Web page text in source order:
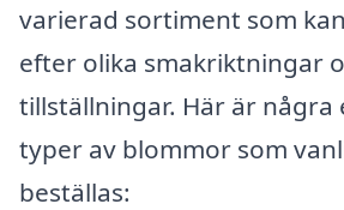
varierad sortiment som
efter olika smakriktningar
tillställningar. Här är några
typer av blommor som
beställas: